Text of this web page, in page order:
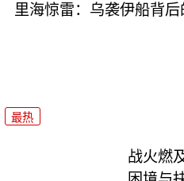
里海惊雷：乌袭伊船背
最热
战火燃